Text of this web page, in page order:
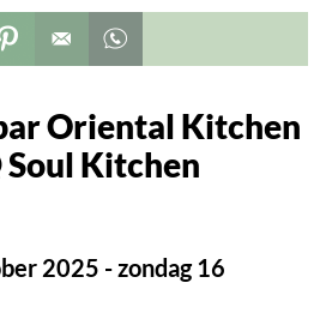
aan favorieten
facebook
dit op twitter
Deel dit op pinterest
Oriental Kitchen
Soul Kitchen
2025 - zondag 16